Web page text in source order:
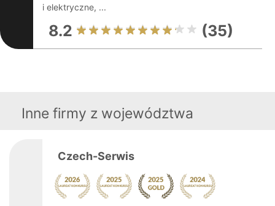
i elektryczne, ...
8.2 (35)
Inne firmy z województwa
Czech-Serwis